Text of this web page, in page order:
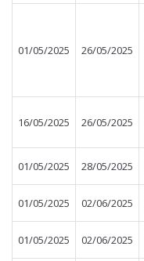
01/05/2025 26/05/2025
16/05/2025 26/05/2025
01/05/2025 28/05/2025
01/05/2025 02/06/2025
01/05/2025 02/06/2025